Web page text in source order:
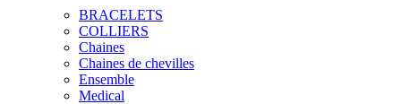
BRACELETS
COLLIERS
Chaines
Chaines de chevilles
Ensemble
Medical